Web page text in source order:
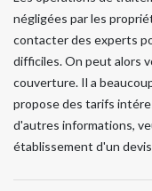
négligées par les
contacter des experts
difficiles. On peut alors
couverture. Il a
propose des tarifs
d'autres informations,
établissement d'un